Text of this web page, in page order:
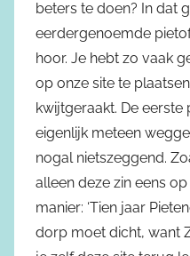
beters te doen? In dat
eerdergenoemde
hoor. Je hebt zo vaak
op onze site te
kwijtgeraakt. De
eigenlijk meteen
nogal nietszeggend.
alleen deze zin eens
manier: ‘Tien jaar
dorp moet dicht, want